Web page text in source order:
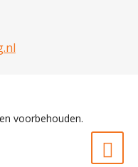
voorbehouden.